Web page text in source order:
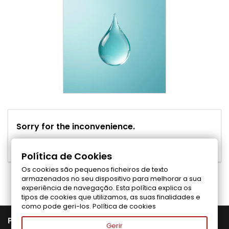
Sorry for the inconvenience.
Folgen Sie uns auf Facebook
PRODUTOS 
Política de Cookies
Os cookies são pequenos ficheiros de texto
armazenados no seu dispositivo para melhorar a sua
experiência de navegação. Esta política explica os
tipos de cookies que utilizamos, as suas finalidades e
como pode geri-los.Política de cookies
Gerir